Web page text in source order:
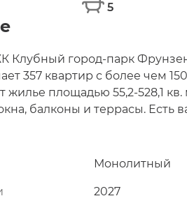
5
Клубный город-парк
357 квартир с более чем
жилье площадью 55,2-528,1
балконы и террасы. Есть
7 м, пентхаусы,
домов высотой 5-13 этажей на
Монолитный
2027